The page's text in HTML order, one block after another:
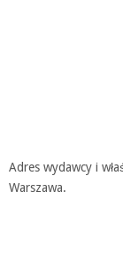
Adres wydawcy i
Warszawa.